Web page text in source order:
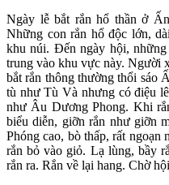
Ngày lễ bắt rắn hổ thần ở
Những con rắn hổ độc lớn,
khu núi. Đến ngày hội,
trung vào khu vực này. Người
bắt rắn thông thường thổi sáo
tù như Tù Và nhưng có điệu
như Âu Dương Phong. Khi
biểu diễn, giỡn rắn như giỡn
Phóng cao, bò thấp, rất ngoạn
rắn bỏ vào giỏ. Lạ lùng, bầy
rắn ra. Rắn về lại hang. Chờ